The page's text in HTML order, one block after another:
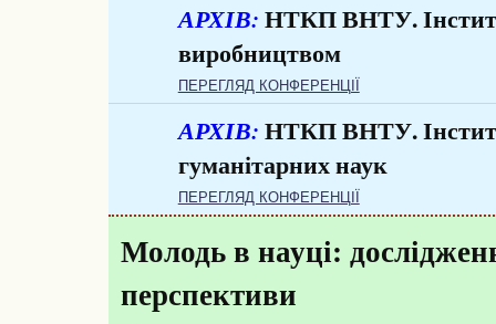
НТКП ВНТУ.
виробництвом
ПЕРЕГЛЯД КОНФЕРЕНЦІЇ
НТКП ВНТУ.
гуманітарних наук
ПЕРЕГЛЯД КОНФЕРЕНЦІЇ
Молодь в науці:
перспективи